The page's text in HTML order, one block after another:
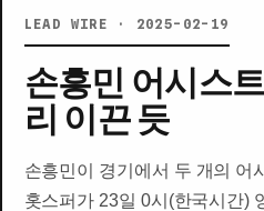
LEAD WIRE · 2025-02-19
손흥민 어시스
리 이끈 듯
손흥민이 경기에서 두 개의 어
홋스퍼가 23일 0시(한국시간)